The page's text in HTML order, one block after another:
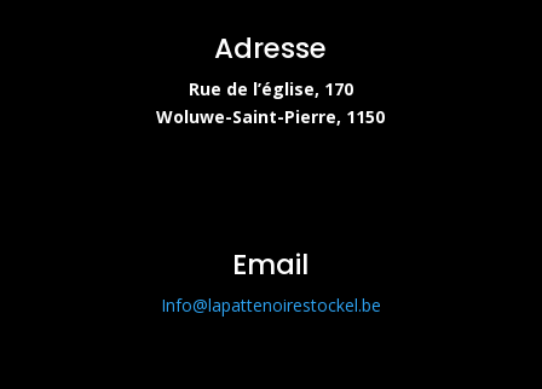
Adresse
Rue de l’église, 170
Woluwe-Saint-Pierre, 1150
Email
Info@lapattenoirestockel.be